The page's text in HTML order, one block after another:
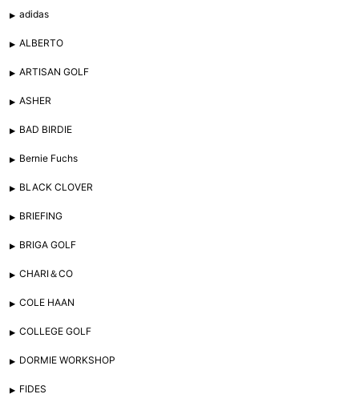
adidas
ALBERTO
ARTISAN GOLF
ASHER
BAD BIRDIE
Bernie Fuchs
BLACK CLOVER
BRIEFING
BRIGA GOLF
CHARI＆CO
COLE HAAN
COLLEGE GOLF
DORMIE WORKSHOP
FIDES